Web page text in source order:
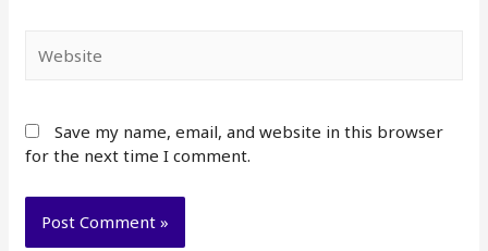
Save my name, email, and website in this browser
for the next time I comment.